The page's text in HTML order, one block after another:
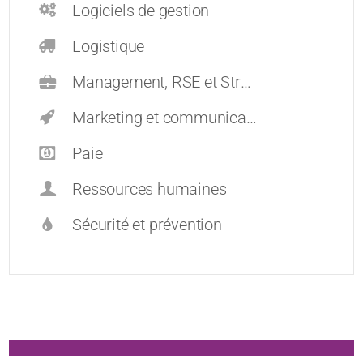
Logiciels de gestion
Logistique
Management, RSE et Stratégie
Marketing et communication
Paie
Ressources humaines
Sécurité et prévention